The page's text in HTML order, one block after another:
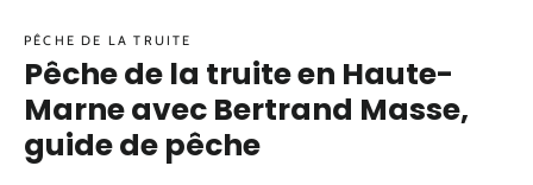
PÊCHE DE LA TRUITE
Pêche de la truite en Haute-
Marne avec Bertrand Masse,
guide de pêche